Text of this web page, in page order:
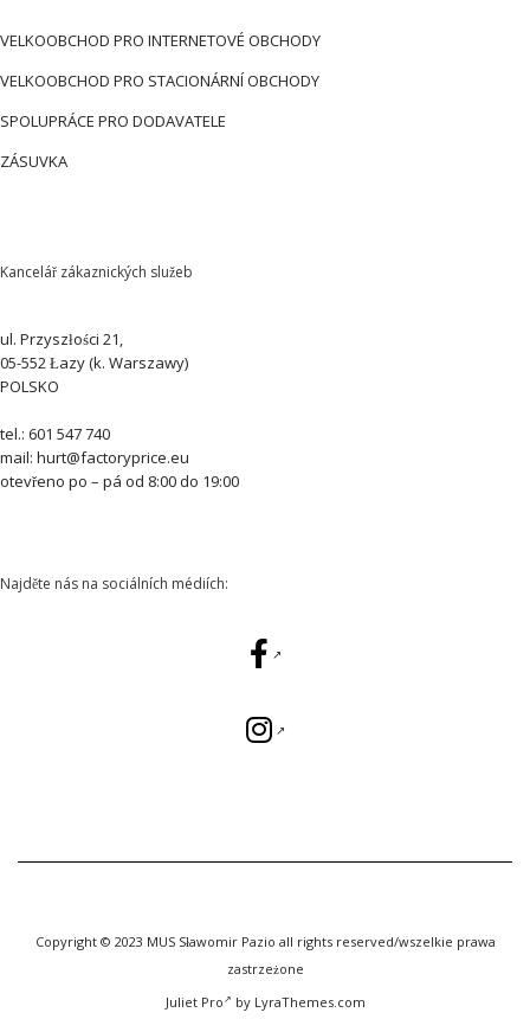
VELKOOBCHOD PRO INTERNETOVÉ OBCHODY
VELKOOBCHOD PRO STACIONÁRNÍ OBCHODY
SPOLUPRÁCE PRO DODAVATELE
ZÁSUVKA
Kancelář zákaznických služeb
ul. Przyszłości 21,
05-552 Łazy (k. Warszawy)
POLSKO
tel.: 601 547 740
mail: hurt@factoryprice.eu
otevřeno po – pá od 8:00 do 19:00
Najděte nás na sociálních médiích:
Copyright © 2023 MUS Sławomir Pazio all rights reserved/wszelkie prawa
zastrzeżone
Juliet Pro
by LyraThemes.com